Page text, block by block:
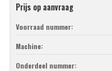
Prijs op aanvraag
Voorraad nummer:
Machine:
Onderdeel nummer: